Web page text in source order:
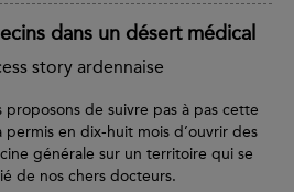
dans un désert médical
story ardennaise
proposons de suivre pas à pas cette
en dix-huit mois d’ouvrir des
générale sur un territoire qui se
de nos chers docteurs.